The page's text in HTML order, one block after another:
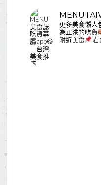
更多美食懶人
為正港的吃貨
附近美食
看